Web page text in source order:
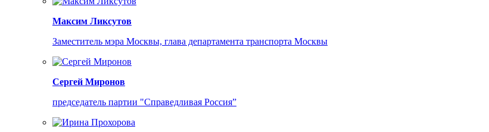
Максим Ликсутов
Заместитель мэра Москвы, глава департамента транспорта Москвы
Сергей Миронов
председатель партии "Справедливая Россия”